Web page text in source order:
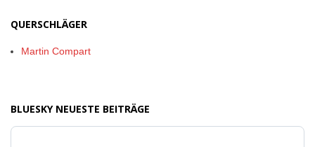
QUERSCHLÄGER
Martin Compart
BLUESKY NEUESTE BEITRÄGE